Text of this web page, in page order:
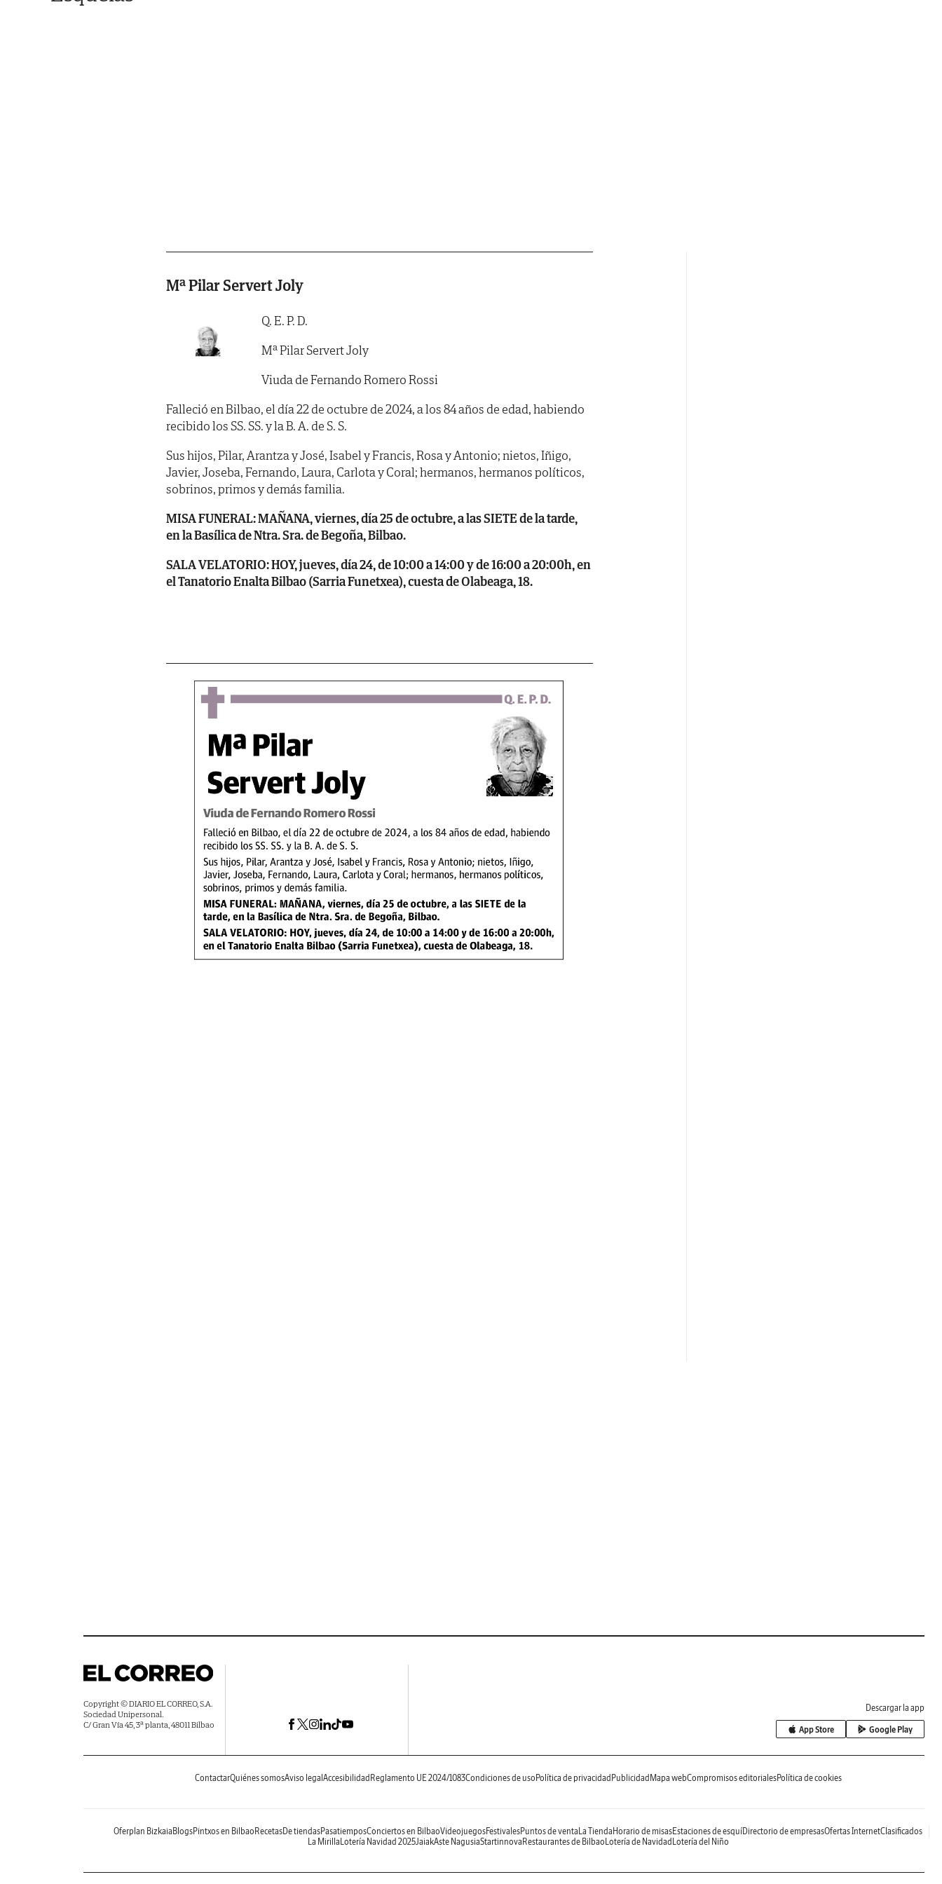
Mª Pilar Servert Joly
Q. E. P. D.
Mª Pilar Servert Joly
Viuda de Fernando Romero Rossi
Falleció en Bilbao, el día 22 de octubre de 2024, a los 84 años de edad, habiendo
recibido los SS. SS. y la B. A. de S. S.
Sus hijos, Pilar, Arantza y José, Isabel y Francis, Rosa y Antonio; nietos, Iñigo,
Javier, Joseba, Fernando, Laura, Carlota y Coral; hermanos, hermanos políticos,
sobrinos, primos y demás familia.
MISA FUNERAL: MAÑANA, viernes, día 25 de octubre, a las SIETE de la tarde,
en la Basílica de Ntra. Sra. de Begoña, Bilbao.
SALA VELATORIO: HOY, jueves, día 24, de 10:00 a 14:00 y de 16:00 a 20:00h, en
el Tanatorio Enalta Bilbao (Sarria Funetxea), cuesta de Olabeaga, 18.
Copyright © DIARIO EL CORREO, S.A.
Sociedad Unipersonal.
C/ Gran Vía 45, 3ª planta, 48011 Bilbao
Descargar la app
App Store Google Play
ContactarQuiénes somosAviso legal Accesibilidad Reglamento UE 2024/1083Condiciones de uso Política de privacidad Publicidad Mapa webCompromisos editorialesPolítica de cookies
Oferplan Bizkaia BlogsPintxos en Bilbao RecetasDe tiendasPasatiemposConciertos en BilbaoVideojuegosFestivalesPuntos de venta La Tienda Horario de misasEstaciones de esquíDirectorio de empresasOfertas InternetClasificados
La Mirilla Lotería Navidad 2025JaiakAste NagusiaStartinnova Restaurantes de Bilbao Lotería de Navidad Lotería del Niño